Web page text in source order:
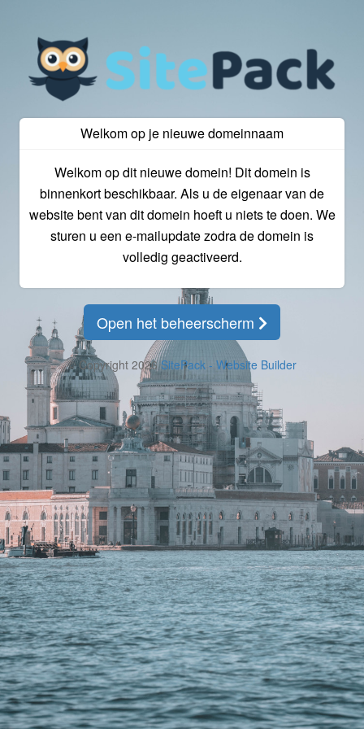
Welkom op je nieuwe domeinnaam
Welkom op dit nieuwe domein! Dit domein is
binnenkort beschikbaar. Als u de eigenaar van de
website bent van dit domein hoeft u niets te doen. We
sturen u een e-mailupdate zodra de domein is
volledig geactiveerd.
Open het beheerscherm
© Copyright 2026SitePack - Website Builder